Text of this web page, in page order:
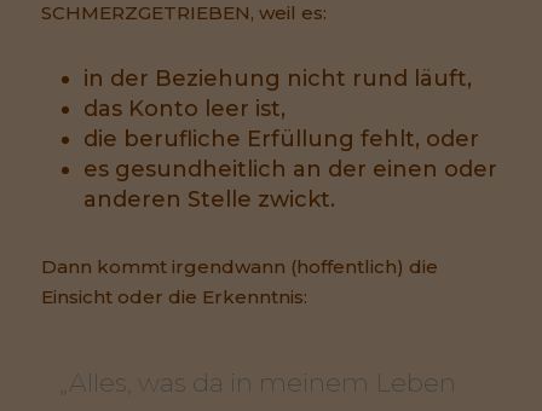
SCHMERZGETRIEBEN, weil es:
in der Beziehung nicht rund läuft,
das Konto leer ist,
die berufliche Erfüllung fehlt, oder
es gesundheitlich an der einen oder
anderen Stelle zwickt.
Dann kommt irgendwann (hoffentlich) die
Einsicht oder die Erkenntnis:
„Alles, was da in meinem Leben